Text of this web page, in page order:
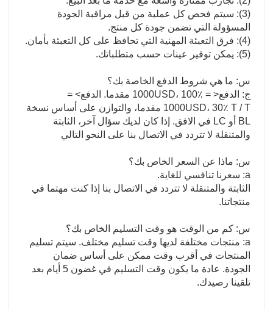
(3): سيتم فحص كل عملية من قبل مراقبة الجودة
المسؤولة التي تضمن جودة كل منتج.
(4): فرق التعبئة المهنية التي تحافظ على كل التعبئة بأمان.
(5): يمكن توفير عينات حسب متطلباتك.
س: ما هي شروط الدفع الخاصة بك؟
ج: الدفع< = 1000USD، 100٪ مقدما. الدفع> =
1000USD، 30٪ T / T مقدما، والتوازن على أساس نسخة
BL أو LC في الافق. إذا كان لديك سؤال آخر، الثابتة
والمتنقلة لا تتردد في الاتصال بنا على النحو التالي
س: ماذا عن السعر الخاص بك؟
a: سعرنا تنافسي للغاية.
الثابتة والمتنقلة لا تتردد في الاتصال بنا إذا كنت مهتما في
منتجاتنا.
س: كم من الوقت هو وقت التسليم الخاص بك؟
a: منتجات مختلفة لديها وقت تسليم مختلف. سيتم تسليم
المنتجات في أقرب وقت ممكن على أساس ضمان
الجودة. عادة ما يكون وقت التسليم في غضون 5 أيام بعد
تلقينا رصيدك.